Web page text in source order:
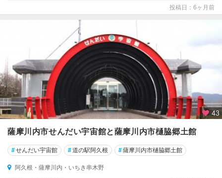
投稿日：6ヶ月前
43
薩摩川内市せんだい宇宙館と薩摩川内市樋脇郷土館
#せんだい宇宙館 #道の駅阿久根 #薩摩川内市樋脇郷土館
阿久根・薩摩川内・いちき串木野